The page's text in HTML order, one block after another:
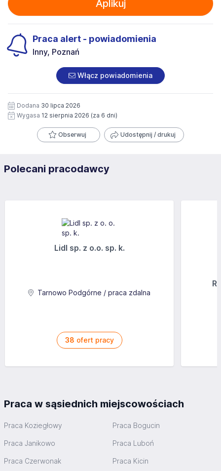
Aplikuj
Praca alert - powiadomienia
Inny, Poznań
Włącz powiadomienia
Dodana 30 lipca 2026
Wygasa 12 sierpnia 2026 (za 6 dni)
Obserwuj Udostępnij / drukuj
Polecani pracodawcy
Lidl sp. z o.o. sp. k.
Tarnowo Podgórne / praca zdalna
38 ofert pracy
Praca w sąsiednich miejscowościach
Praca Koziegłowy Praca Bogucin
Praca Janikowo Praca Luboń
Praca Czerwonak Praca Kicin